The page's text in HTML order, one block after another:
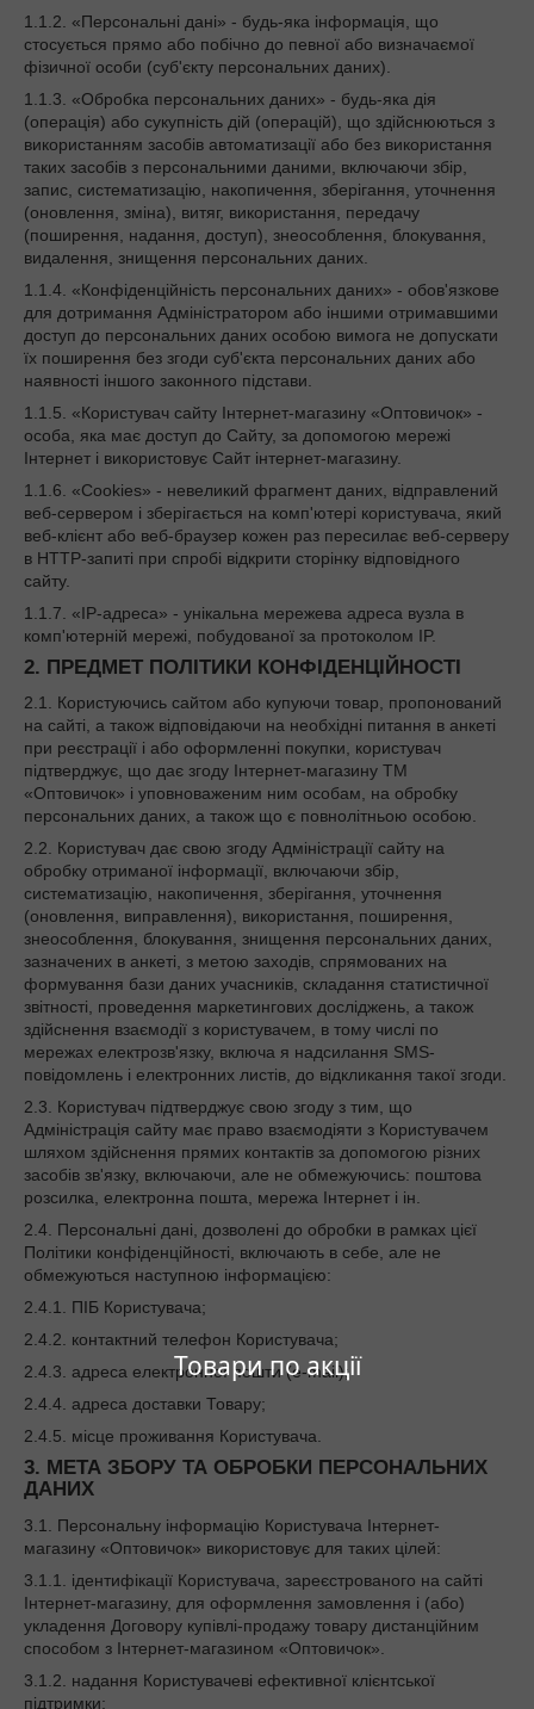
Товари по акції
1.1.2. «Персональні дані» - будь-яка інформація, що
стосується прямо або побічно до певної або визначаємої
фізичної особи (суб'єкту персональних даних).
1.1.3. «Обробка персональних даних» - будь-яка дія
(операція) або сукупність дій (операцій), що здійснюються з
використанням засобів автоматизації або без використання
таких засобів з персональними даними, включаючи збір,
запис, систематизацію, накопичення, зберігання, уточнення
(оновлення, зміна), витяг, використання, передачу
(поширення, надання, доступ), знеособлення, блокування,
видалення, знищення персональних даних.
1.1.4. «Конфіденційність персональних даних» - обов'язкове
для дотримання Адміністратором або іншими отримавшими
доступ до персональних даних особою вимога не допускати
їх поширення без згоди суб'єкта персональних даних або
наявності іншого законного підстави.
1.1.5. «Користувач сайту Інтернет-магазину «Оптовичок» -
особа, яка має доступ до Сайту, за допомогою мережі
Інтернет і використовує Сайт інтернет-магазину.
1.1.6. «Cookies» - невеликий фрагмент даних, відправлений
веб-сервером і зберігається на комп'ютері користувача, який
веб-клієнт або веб-браузер кожен раз пересилає веб-серверу
в HTTP-запиті при спробі відкрити сторінку відповідного
сайту.
1.1.7. «IP-адреса» - унікальна мережева адреса вузла в
комп'ютерній мережі, побудованої за протоколом IP.
2. ПРЕДМЕТ ПОЛІТИКИ КОНФІДЕНЦІЙНОСТІ
2.1. Користуючись сайтом або купуючи товар, пропонований
на сайті, а також відповідаючи на необхідні питання в анкеті
при реєстрації і або оформленні покупки, користувач
підтверджує, що дає згоду Інтернет-магазину ТМ
«Оптовичок» і уповноваженим ним особам, на обробку
персональних даних, а також що є повнолітньою особою.
2.2. Користувач дає свою згоду Адміністрації сайту на
обробку отриманої інформації, включаючи збір,
систематизацію, накопичення, зберігання, уточнення
(оновлення, виправлення), використання, поширення,
знеособлення, блокування, знищення персональних даних,
зазначених в анкеті, з метою заходів, спрямованих на
формування бази даних учасників, складання статистичної
звітності, проведення маркетингових досліджень, а також
здійснення взаємодії з користувачем, в тому числі по
мережах електрозв'язку, включа я надсилання SMS-
повідомлень і електронних листів, до відкликання такої згоди.
2.3. Користувач підтверджує свою згоду з тим, що
Адміністрація сайту має право взаємодіяти з Користувачем
шляхом здійснення прямих контактів за допомогою різних
засобів зв'язку, включаючи, але не обмежуючись: поштова
розсилка, електронна пошта, мережа Інтернет і ін.
2.4. Персональні дані, дозволені до обробки в рамках цієї
Політики конфіденційності, включають в себе, але не
обмежуються наступною інформацією:
2.4.1. ПІБ Користувача;
2.4.2. контактний телефон Користувача;
2.4.3. адреса електронної пошти (e-mail);
2.4.4. адреса доставки Товару;
2.4.5. місце проживання Користувача.
3. МЕТА ЗБОРУ ТА ОБРОБКИ ПЕРСОНАЛЬНИХ
ДАНИХ
3.1. Персональну інформацію Користувача Інтернет-
магазину «Оптовичок» використовує для таких цілей:
3.1.1. ідентифікації Користувача, зареєстрованого на сайті
Інтернет-магазину, для оформлення замовлення і (або)
укладення Договору купівлі-продажу товару дистанційним
способом з Інтернет-магазином «Оптовичок».
3.1.2. надання Користувачеві ефективної клієнтської
підтримки;